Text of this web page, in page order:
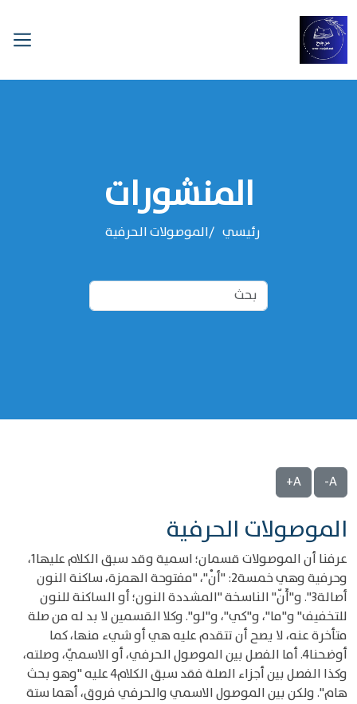
المنشورات
رئيسي الموصولات الحرفية
A-
A+
الموصولات الحرفية
عرفنا أن الموصولات قسمان؛ اسمية وقد سبق الكلام عليها1،
وحرفية وهي خمسة2: "أنْ"، "مفتوحة الهمزة، ساكنة النون
أصالة3". و"أَنّ" الناسخة "المشددة النون؛ أو الساكنة للنون
للتخفيف" و"ما"، و"كي"، و"لو". وكلا القسمين لا بد له من صلة
متأخرة عنه، لا يصح أن تتقدم عليه هي أو شيء منها، كما
أوضحنا4. أما الفصل بين الموصول الحرفي، أو الاسميّ، وصلته،
وكذا الفصل بين أجزاء الصلة فقد سبق الكلام4 عليه "وهو بحث
هام". ولكن بين الموصول الاسمي والحرفي فروق، أهما ستة